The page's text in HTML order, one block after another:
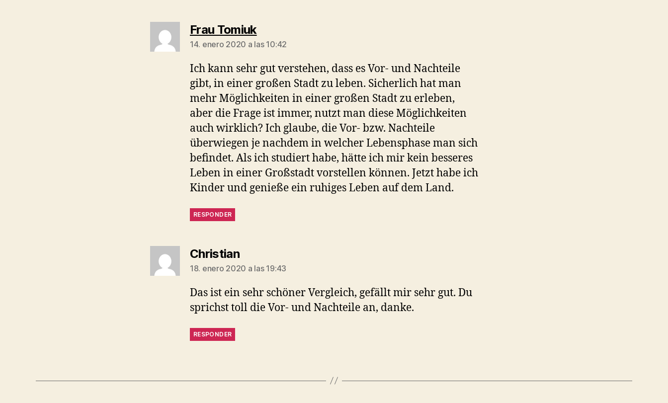
Frau Tomiukdice:
14. enero 2020 a las 10:42
Ich kann sehr gut verstehen, dass es Vor- und Nachteile
gibt, in einer großen Stadt zu leben. Sicherlich hat man
mehr Möglichkeiten in einer großen Stadt zu erleben,
aber die Frage ist immer, nutzt man diese Möglichkeiten
auch wirklich? Ich glaube, die Vor- bzw. Nachteile
überwiegen je nachdem in welcher Lebensphase man sich
befindet. Als ich studiert habe, hätte ich mir kein besseres
Leben in einer Großstadt vorstellen können. Jetzt habe ich
Kinder und genieße ein ruhiges Leben auf dem Land.
RESPONDER
Christiandice:
18. enero 2020 a las 19:43
Das ist ein sehr schöner Vergleich, gefällt mir sehr gut. Du
sprichst toll die Vor- und Nachteile an, danke.
RESPONDER